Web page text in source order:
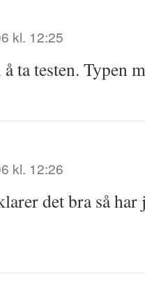
kl. 12:25
ta testen. Typen
kl. 12:26
det bra så har